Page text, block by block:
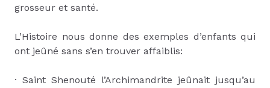
grosseur et santé.
L’Histoire nous donne des exemples d’enfants qui
ont jeûné sans s’en trouver affaiblis:
· Saint Shenouté l’Archimandrite jeûnait jusqu’au